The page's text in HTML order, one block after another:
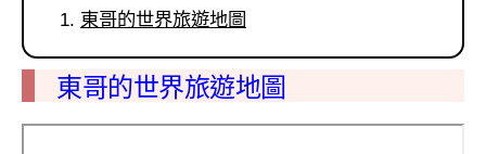
東哥的世界旅遊地圖
東哥的世界旅遊地圖